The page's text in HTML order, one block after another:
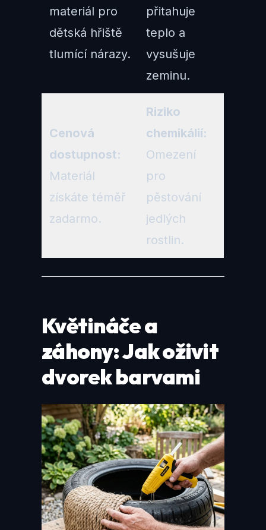
materiál pro
dětská hřiště
tlumící nárazy.
přitahuje
teplo a
vysušuje
zeminu.
Cenová
dostupnost:
Materiál
získáte téměř
zadarmo.
Riziko
chemikálií:
Omezení
pro
pěstování
jedlých
rostlin.
Květináče a
záhony: Jak oživit
dvorek barvami